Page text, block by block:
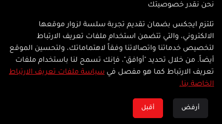
نحن نقدر خصوصيتك
تلتزم ايجكس بضمان تقديم تجربة سلسة لزوار موقعها
الالكتروني، والتي تتضمن استخدام ملفات تعريف الارتباط
لتخصيص خدماتنا واتصالاتنا وفقاً لاهتماماتك، ولتحسين الموقع
أيضاً. من خلال تحديد "أوافق"، فإنك تسمح لنا باستخدام ملفات
تعريف الارتباط كما هو مفصل في سياسة ملفات تعريف الارتباط
الخاصة بنا.
أرفض أقبل
حلول الفارما وسلاسل التبريد
القوانين والأحكام
سياسة الخصوصية
شروط الموقع
شروط و أحكام الشحن
شروط النقل